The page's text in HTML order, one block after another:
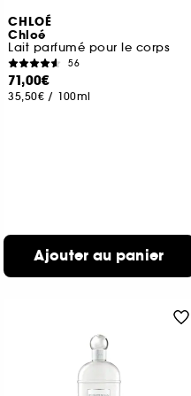
CHLOÉ
Chloé
Lait parfumé pour le corps
56
71,00€
35,50€ / 100ml
Ajouter au panier